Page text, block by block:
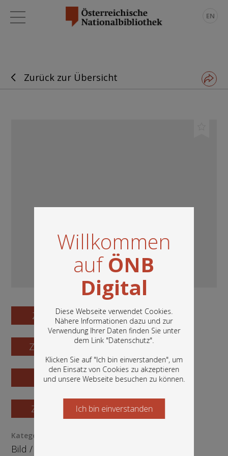
Willkommen
aufÖNB
Digital
Diese Webseite verwendet Cookies.
Nähere Informationen dazu und zur
Verwendung Ihrer Daten finden Sie unter
dem Link "Datenschutz".
Klicken Sie auf "Ich bin einverstanden", um
den Einsatz von Cookies zu akzeptieren
und unsere Webseite besuchen zu können.
In diesem Portal finden Sie die digitalen
Bestände der Österreichischen
Nationalbibliothek: Bücher, Fotografien,
Grafiken und vieles mehr.
Ich bin einverstanden
Starten Sie jetzt
EN
Zurück zur Übersicht
Zum Digitalisat
Zum Katalogisat
Zur Vorschau
Zur Bestellung
Kategorie / Medientyp
Bild/